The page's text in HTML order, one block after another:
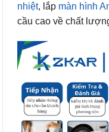
nhiệt, lắp màn hình
cầu cao về chất